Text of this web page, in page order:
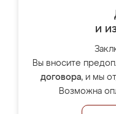
и
Вы вносите
договора, и мы
Возможна